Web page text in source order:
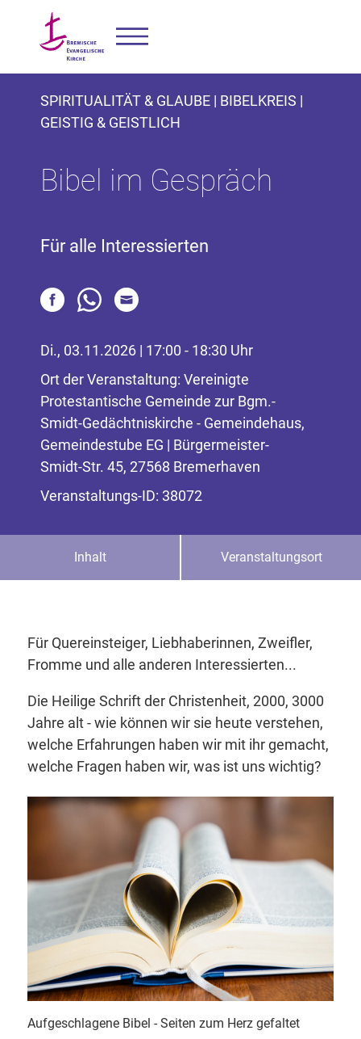
SPIRITUALITÄT & GLAUBE | BIBELKREIS |
GEISTIG & GEISTLICH
Bibel im Gespräch
Für alle Interessierten
Di., 03.11.2026 | 17:00 - 18:30 Uhr
Ort der Veranstaltung: Vereinigte
Protestantische Gemeinde zur Bgm.-
Smidt-Gedächtniskirche - Gemeindehaus,
Gemeindestube EG | Bürgermeister-
Smidt-Str. 45, 27568 Bremerhaven
Veranstaltungs-ID: 38072
Inhalt Veranstaltungsort
Für Quereinsteiger, Liebhaberinnen, Zweifler,
Fromme und alle anderen Interessierten...
Die Heilige Schrift der Christenheit, 2000, 3000
Jahre alt - wie können wir sie heute verstehen,
welche Erfahrungen haben wir mit ihr gemacht,
welche Fragen haben wir, was ist uns wichtig?
Aufgeschlagene Bibel - Seiten zum Herz gefaltet